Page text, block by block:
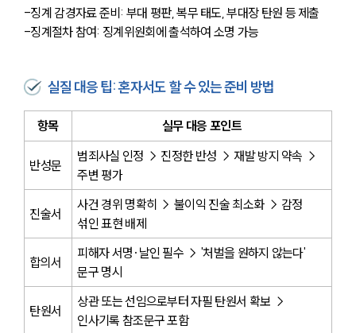
-징계 감경자료 준비: 부대 평판, 복무 태도, 부대장 탄원 등 제출
-징계절차 참여: 징계위원회에 출석하여 소명 가능
실질 대응 팁: 혼자서도 할 수 있는 준비 방법
항목 실무 대응 포인트
반성문
범죄사실 인정 → 진정한 반성 → 재발 방지 약속 →
주변 평가
진술서
사건 경위 명확히 → 불이익 진술 최소화 → 감정
섞인 표현 배제
합의서
피해자 서명·날인 필수 → '처벌을 원하지 않는다'
문구 명시
탄원서
상관 또는 선임으로부터 자필 탄원서 확보 →
인사기록 참조문구 포함